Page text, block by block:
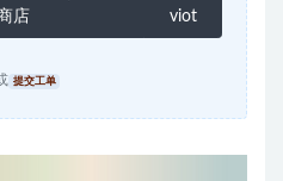
店
viot
提交工单